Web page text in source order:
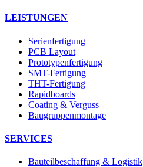
LEISTUNGEN
Serienfertigung
PCB Layout
Prototypenfertigung
SMT-Fertigung
THT-Fertigung
Rapidboards
Coating & Verguss
Baugruppenmontage
SERVICES
Bauteilbeschaffung & Logistik